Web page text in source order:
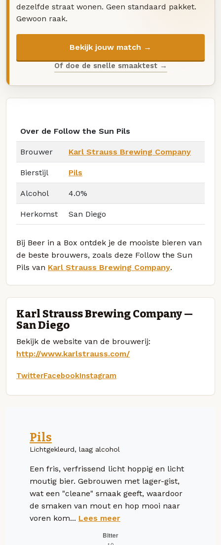
dezelfde straat wonen. Geen standaard pakket.
Gewoon raak.
Bekijk jouw match →
Of doe de snelle smaaktest →
Over de Follow the Sun Pils
Brouwer Karl Strauss Brewing Company
Bierstijl Pils
Alcohol 4.0%
Herkomst San Diego
Bij Beer in a Box ontdek je de mooiste bieren van
de beste brouwers, zoals deze Follow the Sun
Pils van Karl Strauss Brewing Company.
Karl Strauss Brewing Company —
San Diego
Bekijk de website van de brouwerij:
http://www.karlstrauss.com/
TwitterFacebookInstagram
Pils
Lichtgekleurd, laag alcohol
Een fris, verfrissend licht hoppig en licht
moutig bier. Gebrouwen met lager-gist,
wat een "cleane" smaak geeft, waardoor
de smaken van mout en hop mooi naar
voren kom... Lees meer